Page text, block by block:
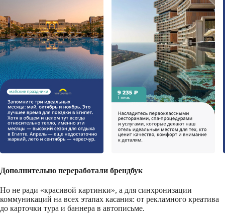
Дополнительно переработали брендбук
Но не ради «красивой картинки», а для синхронизации
коммуникаций на всех этапах касания: от рекламного креатива
до карточки тура и баннера в автописьме.